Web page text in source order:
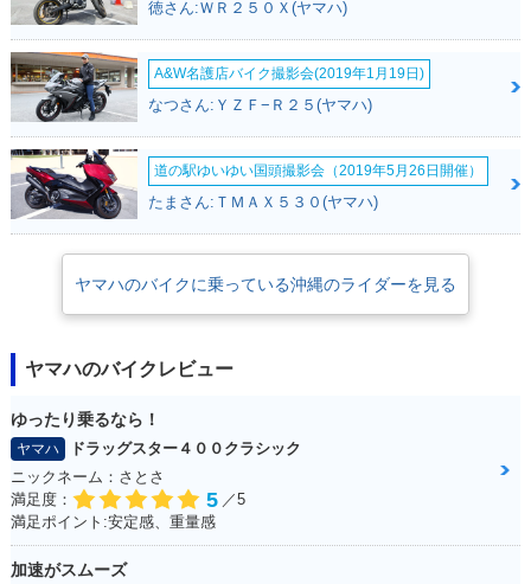
徳さん:ＷＲ２５０Ｘ(ヤマハ)
A&W名護店バイク撮影会(2019年1月19日)
なつさん:ＹＺＦ−Ｒ２５(ヤマハ)
道の駅ゆいゆい国頭撮影会（2019年5月26日開催）
たまさん:ＴＭＡＸ５３０(ヤマハ)
ヤマハのバイクに乗っている沖縄のライダーを見る
ヤマハのバイクレビュー
ゆったり乗るなら！
ヤマハ
ドラッグスター４００クラシック
ニックネーム：さとさ
満足度：
5 ／5
満足ポイント:安定感、重量感
加速がスムーズ